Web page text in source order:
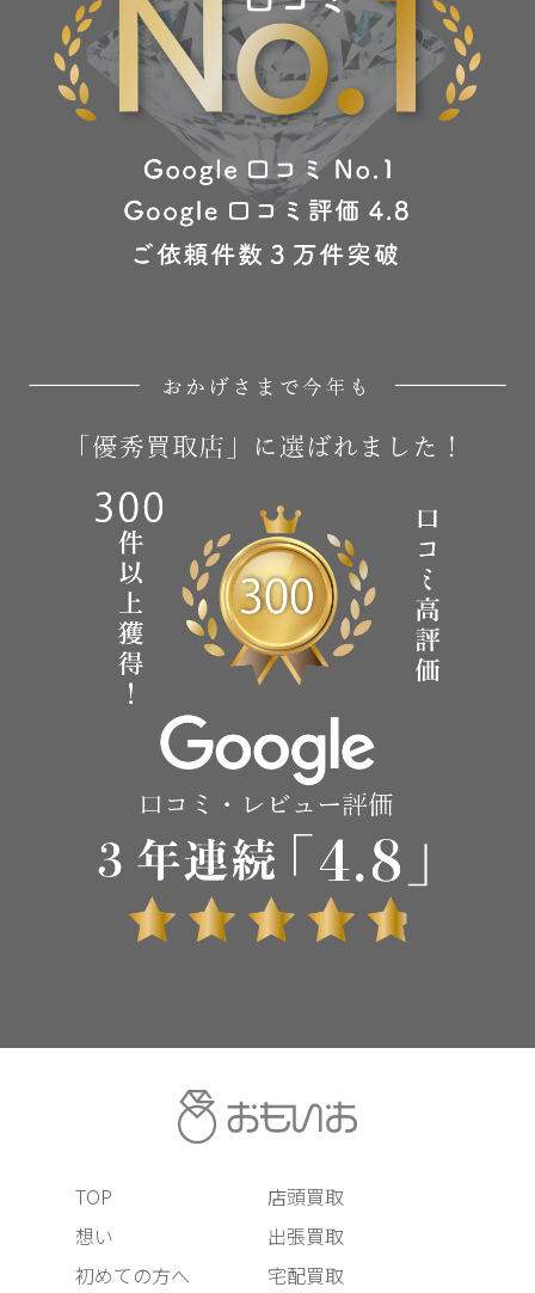
TOP
想い
初めての方へ
店頭買取
出張買取
宅配買取